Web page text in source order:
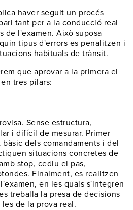
haver seguit un procés
tant per a la conducció real
de l'examen. Això suposa
tipus d'errors es penalitzen i
habituals de trànsit.
que aprovar a la primera el
tres pilars:
Sense estructura,
i difícil de mesurar. Primer
dels comandaments i del
situacions concretes de
stop, cediu el pas,
Finalment, es realitzen
en les quals s'integren
treballa la presa de decisions
de la prova real.